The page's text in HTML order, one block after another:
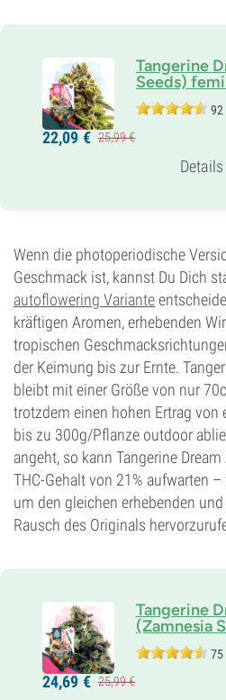
Tangerine
Seeds)
92
Eltern
G13 x Afghan x Nevilles 5
60% Sativa
8-9 wochen
25%
CBD
Gering
Blütentyp
Photoperiodisch
22,09 € 25,99€
Details
Wenn die photoperiodische
Geschmack ist, kannst Du Dich
autoflowering Variante
kräftigen Aromen, erhebenden
tropischen
der Keimung bis zur Ernte.
bleibt mit einer Größe von nur
trotzdem einen hohen Ertrag
bis zu 300g/Pflanze outdoor
angeht, so kann Tangerine
THC-Gehalt von 21% aufwarten
um den gleichen erhebenden
Rausch des Originals
Tangerine
(Zamnesia
75
Eltern
G13 x Afghan x Ruderalis
24,69 € 25,99€